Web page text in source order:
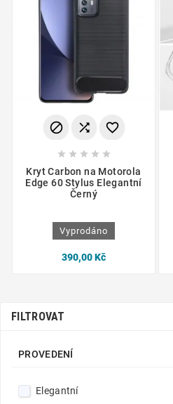
  
    
Kryt Carbon na Motorola
Edge 60 Stylus Elegantní
Černý
Vyprodáno
390,00 Kč
FILTROVAT
PROVEDENÍ
Elegantní